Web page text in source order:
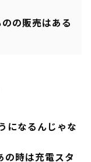
の販売はある
になるんじゃな
時は充電スタ